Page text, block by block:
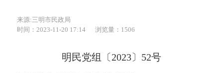
来源:三明市民政局
时间：2023-11-20 17:14
浏览量：1506
明民党组〔2023〕52号